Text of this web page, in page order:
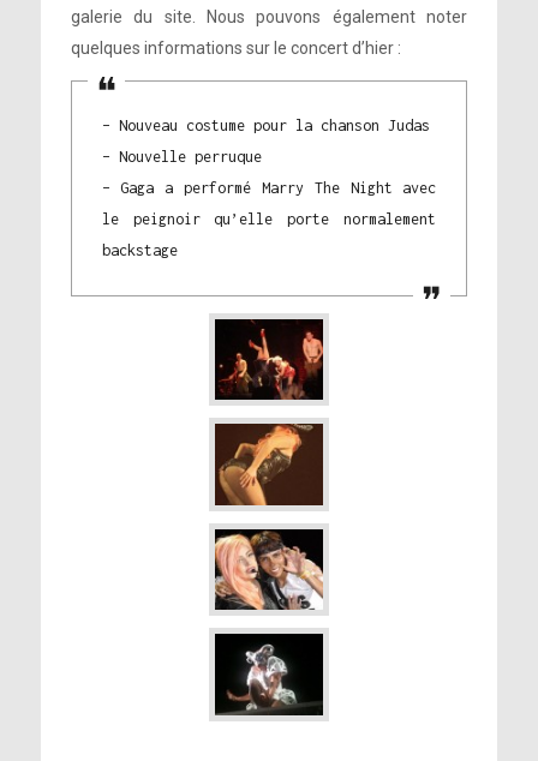
galerie du site. Nous pouvons également noter
quelques informations sur le concert d’hier :
– Nouveau costume pour la chanson Judas
– Nouvelle perruque
– Gaga a performé Marry The Night avec
le peignoir qu’elle porte normalement
backstage